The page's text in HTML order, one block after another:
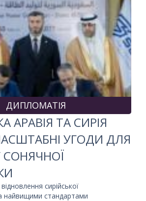
ДИПЛОМАТІЯ
АРАВІЯ ТА СИРІЯ
УГОДИ ДЛЯ
СОНЯЧНОЇ
сирійської
найвищими стандартами